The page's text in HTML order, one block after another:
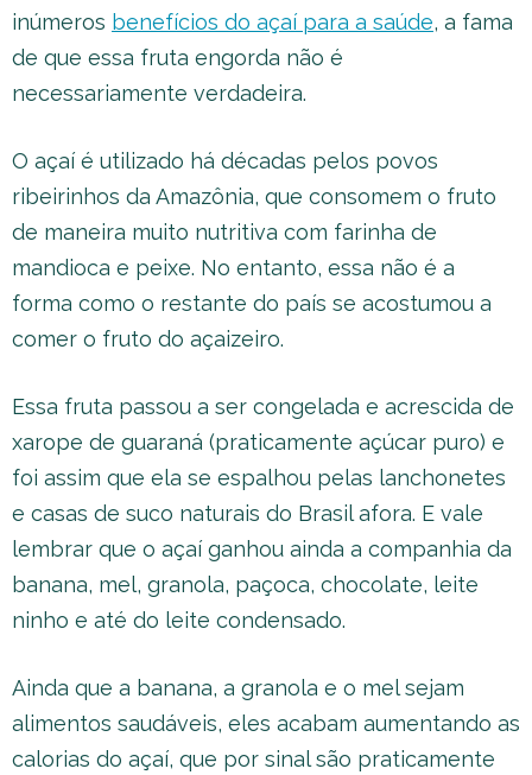
inúmeros benefícios do açaí para a saúde, a fama
de que essa fruta engorda não é
necessariamente verdadeira.
O açaí é utilizado há décadas pelos povos
ribeirinhos da Amazônia, que consomem o fruto
de maneira muito nutritiva com farinha de
mandioca e peixe. No entanto, essa não é a
forma como o restante do país se acostumou a
comer o fruto do açaizeiro.
Essa fruta passou a ser congelada e acrescida de
xarope de guaraná (praticamente açúcar puro) e
foi assim que ela se espalhou pelas lanchonetes
e casas de suco naturais do Brasil afora. E vale
lembrar que o açaí ganhou ainda a companhia da
banana, mel, granola, paçoca, chocolate, leite
ninho e até do leite condensado.
Ainda que a banana, a granola e o mel sejam
alimentos saudáveis, eles acabam aumentando as
calorias do açaí, que por sinal são praticamente